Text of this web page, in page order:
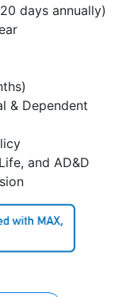
days annually)
& Dependent
and AD&D